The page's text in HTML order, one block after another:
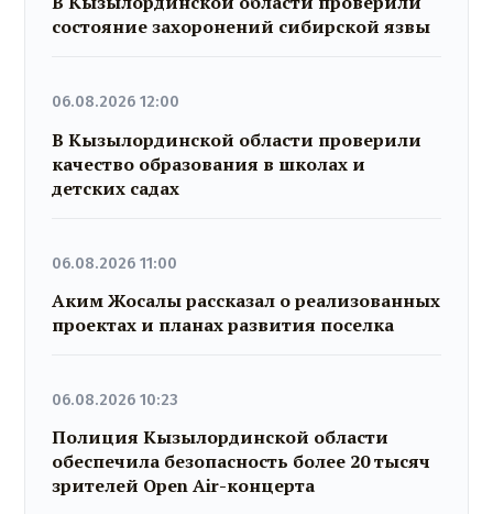
состояние захоронений сибирской язвы
06.08.2026 12:00
В Кызылординской области проверили
качество образования в школах и
детских садах
06.08.2026 11:00
Аким Жосалы рассказал о реализованных
проектах и планах развития поселка
06.08.2026 10:23
Полиция Кызылординской области
обеспечила безопасность более 20 тысяч
зрителей Open Air-концерта